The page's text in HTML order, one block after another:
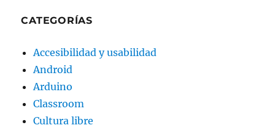
CATEGORÍAS
Accesibilidad y usabilidad
Android
Arduino
Classroom
Cultura libre